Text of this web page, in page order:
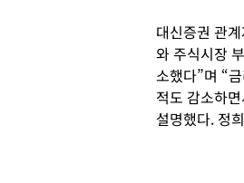
대신증권 관
와 주식시장
소했다”며 “
적도 감소하
설명했다. 정